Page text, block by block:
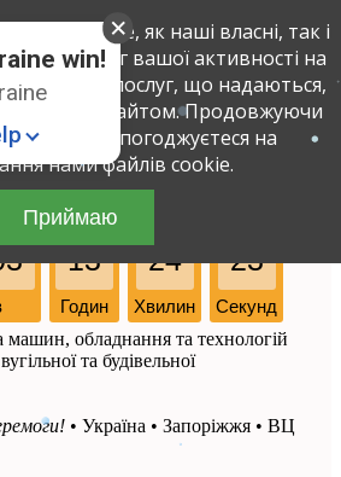
13
Годин
24
Хвилин
23
Секунд
обладнання та технологій
та будівельної
• Україна • Запоріжжя • ВЦ
win!
💸
❤
cookie, як наші власні, так і
обсяг вашої активності на
якість послуг, що надаються,
з сайтом. Продовжуючи
сайт, ви погоджуєтеся на
нами файлів cookie.
Приймаю